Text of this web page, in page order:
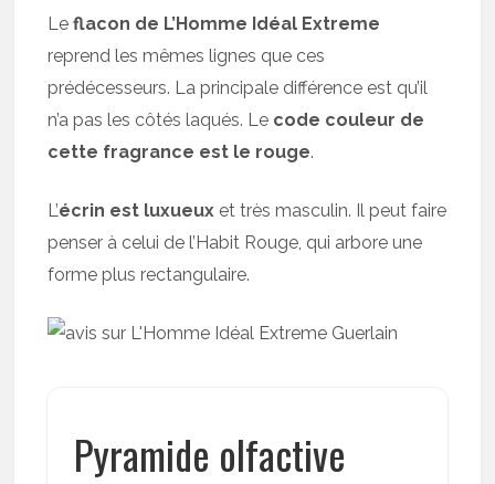
Leflacon de L’Homme Idéal Extreme
reprend les mêmes lignes que ces
prédécesseurs. La principale différence est qu’il
n’a pas les côtés laqués. Le code couleur de
cette fragrance est le rouge.
L’écrin est luxueux et très masculin. Il peut faire
penser à celui de l’Habit Rouge, qui arbore une
forme plus rectangulaire.
Pyramide olfactive